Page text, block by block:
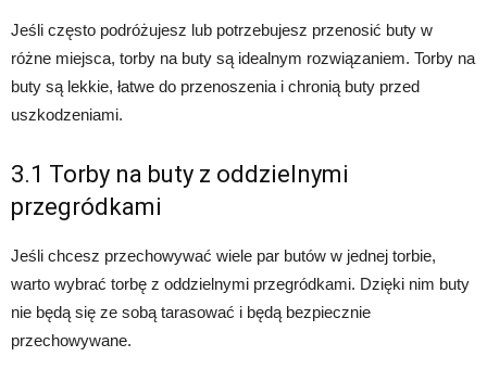
Jeśli często podróżujesz lub potrzebujesz przenosić buty w
różne miejsca, torby na buty są idealnym rozwiązaniem. Torby na
buty są lekkie, łatwe do przenoszenia i chronią buty przed
uszkodzeniami.
3.1 Torby na buty z oddzielnymi
przegródkami
Jeśli chcesz przechowywać wiele par butów w jednej torbie,
warto wybrać torbę z oddzielnymi przegródkami. Dzięki nim buty
nie będą się ze sobą tarasować i będą bezpiecznie
przechowywane.